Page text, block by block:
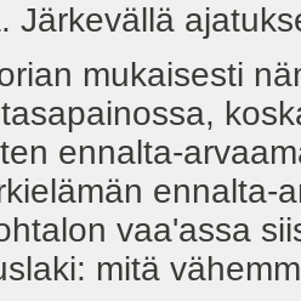
Järkevällä
mukaisesti
ennalta-
ennalta-
vaa'assa
mitä